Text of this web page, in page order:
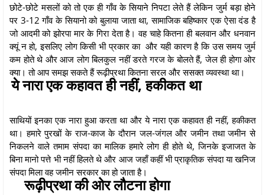
छोटे-छोटे मसलों को तो एक ही गाँव के सियाने निपटा लेते हैं लेकिन जुर्म बड़ा होने
पर 3-12 गाँव के सियानो को बुलाया जाता था, सामाजिक बहिष्कार एक ऐसा दंड है
जो आदमी को झोरपा मार के गिरा देता है। वह चाहे कितना ही बलवान और धनवान
क्यूं न हो, इसलिए लोग किसी भी प्रकार का और यही कारण है कि उस समय जुर्म
कम होते थे और आज लोग बिलकुल नहीं डरते गरज के बोलते हैं, जेल ही होगा ओर
क्या। तो आप समझ सकते हैं रूढ़ीप्रथा कितना सरल और ससक्त व्यवस्था था।
ये नारा एक कहावत ही नहीं, हकीकत था
साथियों इनका एक नारा हुआ करता था और ये नारा एक कहावत ही नहीं, हकीकत
था। हमारे पुरखों के राज-काज के दौरान जल-जंगल और जमीन तथा जमीन से
निकलने वाले तमाम संपदा का मालिक हमारे लोग ही होते थे, जिनके इजाजत के
बिना मानो पत्ते भी नहीं हिलते थे और आज जहाँ कहीं भी प्राकृतिक संपदा या खनिज
संपदा मिला वह जमीन सरकार का हो जाता है।
रूढ़ीप्रथा की ओर लौटना होगा